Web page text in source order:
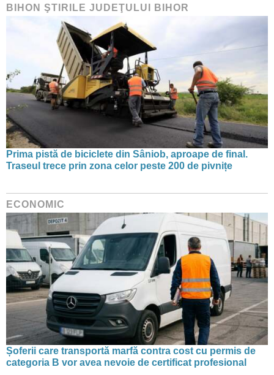
BIHON ŞTIRILE JUDEŢULUI BIHOR
Prima pistă de biciclete din Sâniob, aproape de final.
Traseul trece prin zona celor peste 200 de pivnițe
ECONOMIC
Șoferii care transportă marfă contra cost cu permis de
categoria B vor avea nevoie de certificat profesional